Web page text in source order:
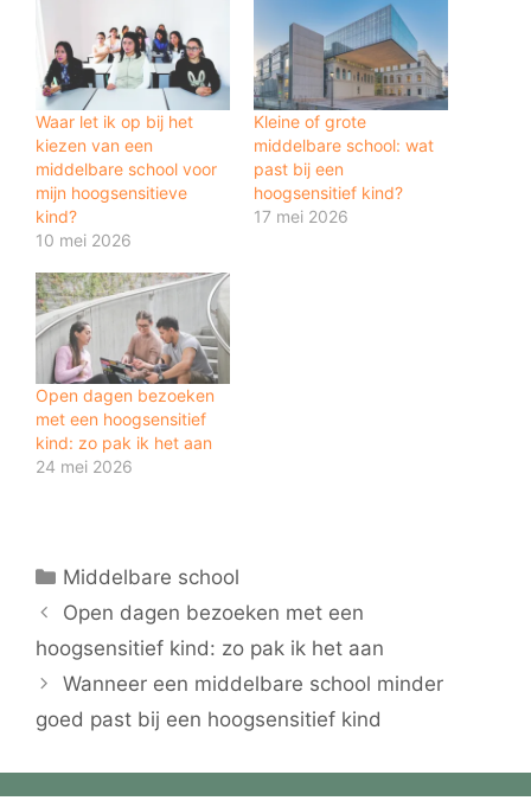
Waar let ik op bij het
kiezen van een
middelbare school voor
mijn hoogsensitieve
kind?
10 mei 2026
Kleine of grote
middelbare school: wat
past bij een
hoogsensitief kind?
17 mei 2026
Open dagen bezoeken
met een hoogsensitief
kind: zo pak ik het aan
24 mei 2026
Categorieën
Middelbare school
Open dagen bezoeken met een
hoogsensitief kind: zo pak ik het aan
Wanneer een middelbare school minder
goed past bij een hoogsensitief kind